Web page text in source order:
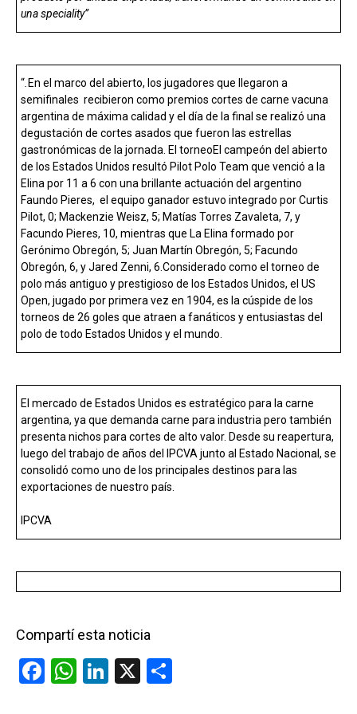
una speciality”
“ En el marco del abierto, los jugadores que llegaron a
semifinales recibieron como premios cortes de carne vacuna
argentina de máxima calidad y el día de la final se realizó una
degustación de cortes asados que fueron las estrellas
gastronómicas de la jornada. El torneoEl campeón del abierto
de los Estados Unidos resultó Pilot Polo Team que venció a la
Elina por 11 a 6 con una brillante actuación del argentino
Faundo Pieres, el equipo ganador estuvo integrado por Curtis
Pilot, 0; Mackenzie Weisz, 5; Matías Torres Zavaleta, 7, y
Facundo Pieres, 10, mientras que La Elina formado por
Gerónimo Obregón, 5; Juan Martín Obregón, 5; Facundo
Obregón, 6, y Jared Zenni, 6.Considerado como el torneo de
polo más antiguo y prestigioso de los Estados Unidos, el US
Open, jugado por primera vez en 1904, es la cúspide de los
torneos de 26 goles que atraen a fanáticos y entusiastas del
polo de todo Estados Unidos y el mundo.
El mercado de Estados Unidos es estratégico para la carne
argentina, ya que demanda carne para industria pero también
presenta nichos para cortes de alto valor. Desde su reapertura,
luego del trabajo de años del IPCVA junto al Estado Nacional, se
consolidó como uno de los principales destinos para las
exportaciones de nuestro país.
IPCVA
Compartí esta noticia
F
W Li
X